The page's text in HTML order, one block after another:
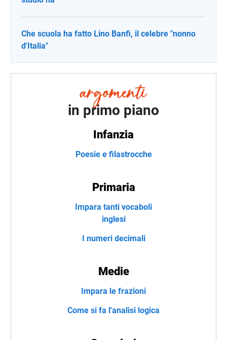
Che scuola ha fatto Lino Banfi, il celebre "nonno
d'Italia"
in primo piano
Infanzia
Poesie e filastrocche
Primaria
Impara tanti vocaboli
inglesi
I numeri decimali
Medie
Impara le frazioni
Come si fa l'analisi logica